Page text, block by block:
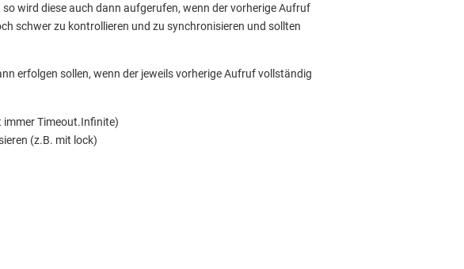
wird diese auch dann aufgerufen, wenn der vorherige Aufruf
schwer zu kontrollieren und zu synchronisieren und sollten
erfolgen sollen, wenn der jeweils vorherige Aufruf vollständig
immer Timeout.Infinite)
(z.B. mit lock)